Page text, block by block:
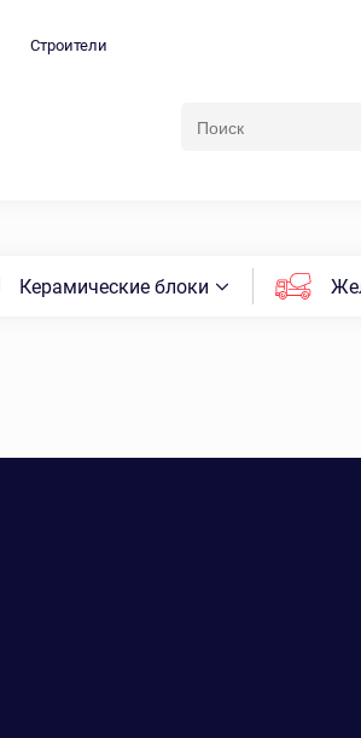
Строители
Керамические блоки